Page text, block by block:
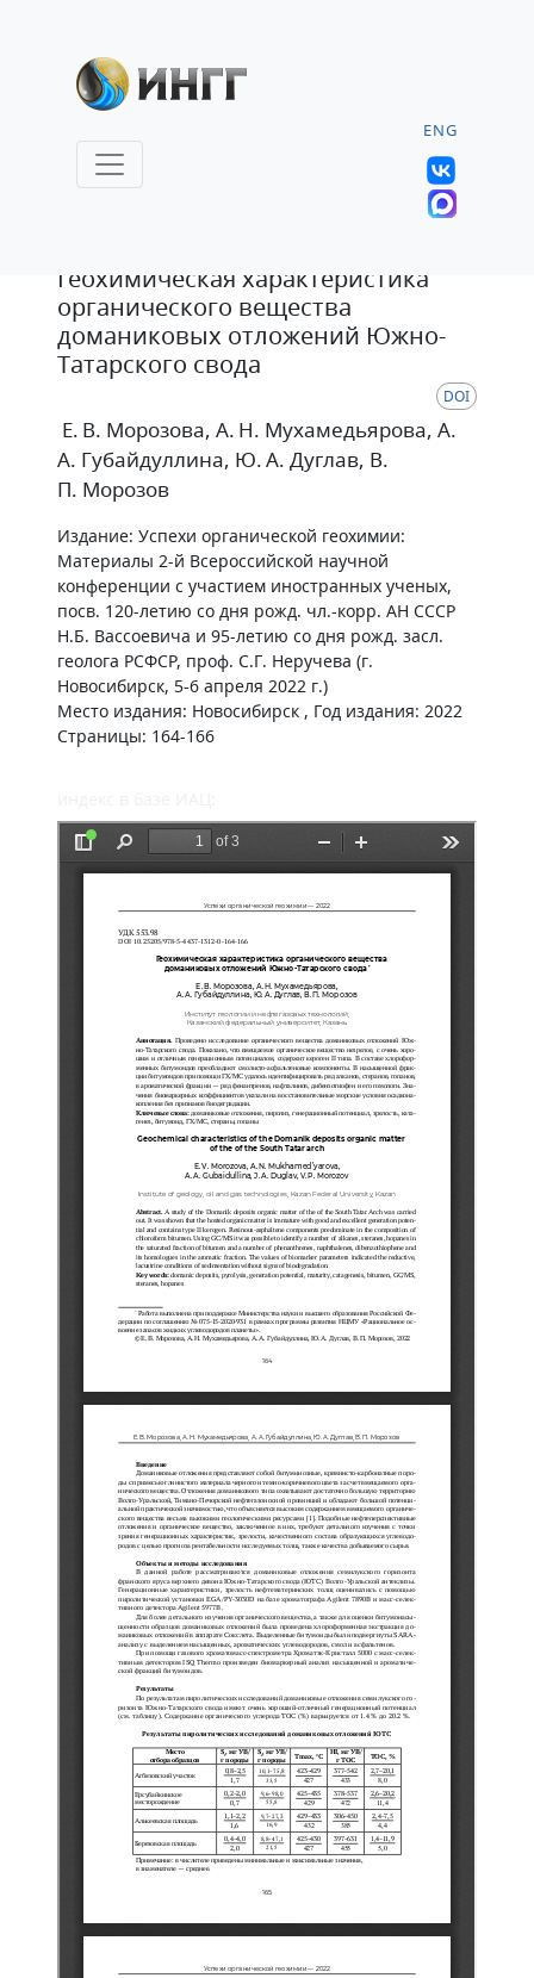
ENG
Геохимическая характеристика
органического вещества
доманиковых отложений Южно-
Татарского свода
DOI
Е. В. Морозова, А. Н. Мухамедьярова, А.
А. Губайдуллина, Ю. А. Дуглав, В.
П. Морозов
Издание: Успехи органической геохимии:
Материалы 2-й Всероссийской научной
конференции с участием иностранных ученых,
посв. 120-летию со дня рожд. чл.-корр. АН СССР
Н.Б. Вассоевича и 95-летию со дня рожд. засл.
геолога РСФСР, проф. С.Г. Неручева (г.
Новосибирск, 5-6 апреля 2022 г.)
Место издания: Новосибирск , Год издания: 2022
Страницы: 164-166